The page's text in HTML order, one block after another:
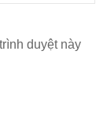
duyệt này